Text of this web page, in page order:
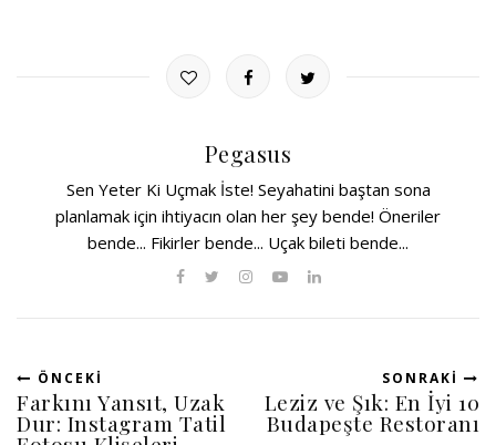
Pegasus
Sen Yeter Ki Uçmak İste! Seyahatini baştan sona
planlamak için ihtiyacın olan her şey bende! Öneriler
bende... Fikirler bende... Uçak bileti bende...
ÖNCEKI
Farkını Yansıt, Uzak
Dur: Instagram Tatil
SONRAKI
Leziz ve Şık: En İyi 10
Budapeşte Restoranı